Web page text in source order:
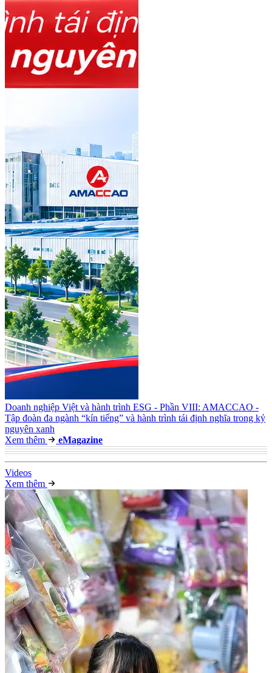
Doanh nghiệp Việt và hành trình ESG - Phần VIII: AMACCAO -
Tập đoàn đa ngành “kín tiếng” và hành trình tái định nghĩa trong kỷ
nguyên xanh
Xem thêm
eMagazine
Videos
Xem thêm